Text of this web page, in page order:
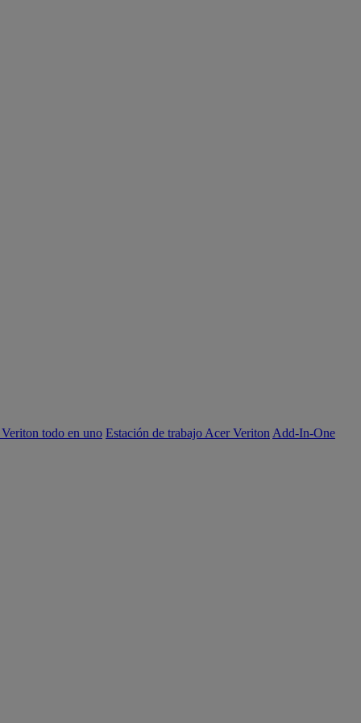
todo en uno Estación de trabajo Acer Veriton Add-In-One